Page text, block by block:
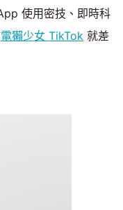
使用密技、即時科
電獺少女 TikTok 就差